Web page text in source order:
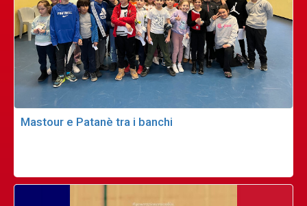
Mastour e Patanè tra i banchi